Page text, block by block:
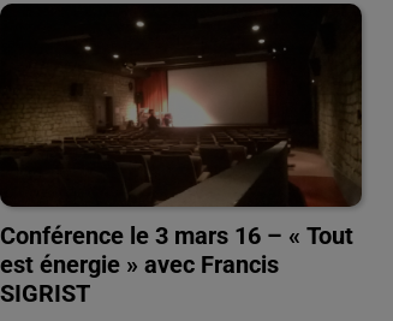
Conférence le 3 mars 16 – « Tout
est énergie » avec Francis
SIGRIST